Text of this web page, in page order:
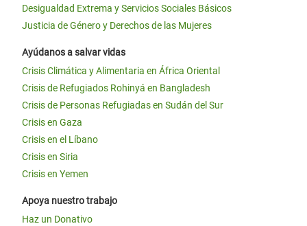
Desigualdad Extrema y Servicios Sociales Básicos
Justicia de Género y Derechos de las Mujeres
Ayúdanos a salvar vidas
Crisis Climática y Alimentaria en África Oriental
Crisis de Refugiados Rohinyá en Bangladesh
Crisis de Personas Refugiadas en Sudán del Sur
Crisis en Gaza
Crisis en el Líbano
Crisis en Siria
Crisis en Yemen
Apoya nuestro trabajo
Haz un Donativo